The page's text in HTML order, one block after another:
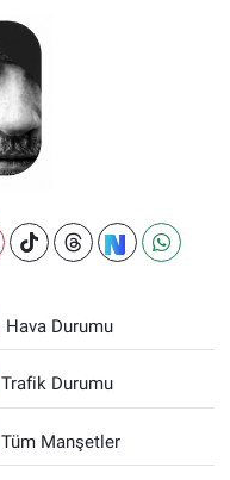
Hava Durumu
Trafik Durumu
Tüm Manşetler